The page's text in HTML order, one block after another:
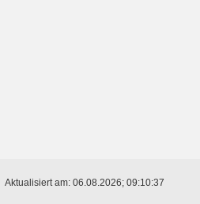
Aktualisiert am: 06.08.2026; 09:10:37